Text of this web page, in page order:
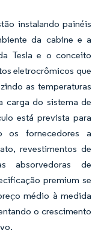
instalando painéis
da cabine e a
Tesla e o conceito
eletrocrômicos que
as temperaturas
carga do sistema de
está prevista para
os fornecedores a
revestimentos de
absorvedoras de
premium se
médio à medida
o crescimento